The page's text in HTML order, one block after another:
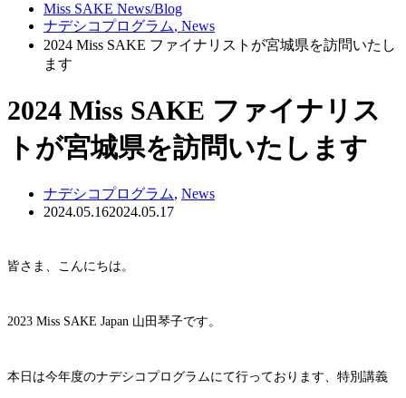
Miss SAKE News/Blog
ナデシコプログラム, News
2024 Miss SAKE ファイナリストが宮城県を訪問いたし
ます
2024 Miss SAKE ファイナリス
トが宮城県を訪問いたします
ナデシコプログラム, News
2024.05.162024.05.17
皆さま、こんにちは。
2023 Miss SAKE Japan 山田琴子です。
本日は今年度のナデシコプログラムにて行っております、特別講義